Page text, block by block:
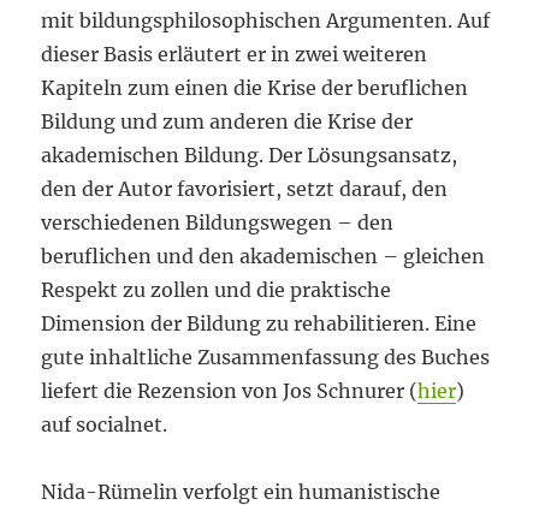
mit bildungsphilosophischen Argumenten. Auf
dieser Basis erläutert er in zwei weiteren
Kapiteln zum einen die Krise der beruflichen
Bildung und zum anderen die Krise der
akademischen Bildung. Der Lösungsansatz,
den der Autor favorisiert, setzt darauf, den
verschiedenen Bildungswegen – den
beruflichen und den akademischen – gleichen
Respekt zu zollen und die praktische
Dimension der Bildung zu rehabilitieren. Eine
gute inhaltliche Zusammenfassung des Buches
liefert die Rezension von Jos Schnurer (hier)
auf socialnet.
Nida-Rümelin verfolgt ein humanistische